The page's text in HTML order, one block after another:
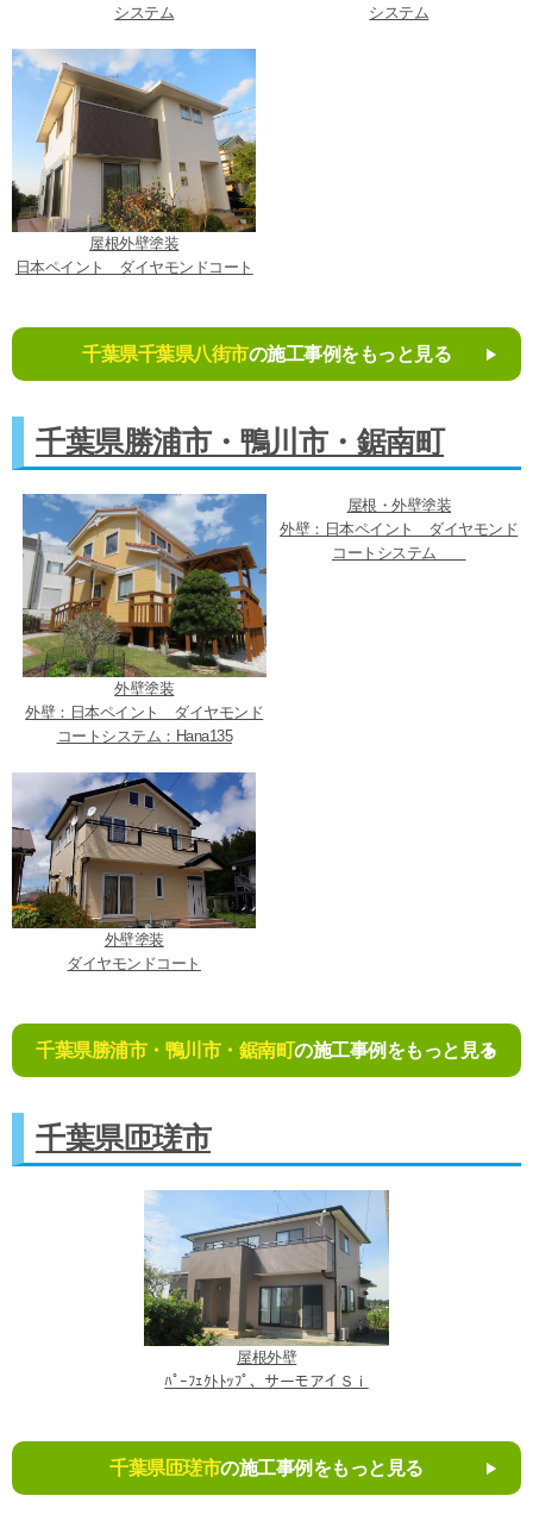
システム
システム
屋根外壁塗装
日本ペイント ダイヤモンドコート
千葉県千葉県八街市の施工事例をもっと見る
千葉県勝浦市・鴨川市・鋸南町
外壁塗装
外壁：日本ペイント ダイヤモンド
コートシステム：Hana135
屋根・外壁塗装
外壁：日本ペイント ダイヤモンド
コートシステム
外壁塗装
ダイヤモンドコート
千葉県勝浦市・鴨川市・鋸南町の施工事例をもっと見る
千葉県匝瑳市
屋根外壁
ﾊﾟｰﾌｪｸﾄﾄｯﾌﾟ、サーモアイＳｉ
千葉県匝瑳市の施工事例をもっと見る